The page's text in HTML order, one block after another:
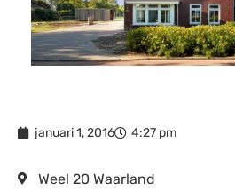
januari 1, 2016 4:27 pm
Weel 20 Waarland